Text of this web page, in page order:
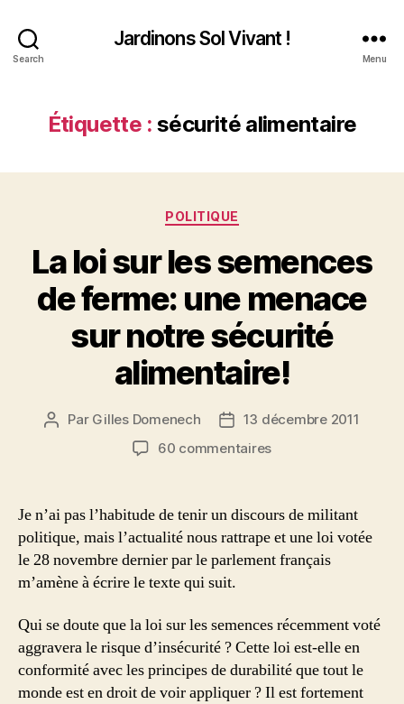
Search
Jardinons Sol Vivant !
Menu
Étiquette : sécurité alimentaire
Catégories
POLITIQUE
La loi sur les semences
de ferme: une menace
sur notre sécurité
alimentaire!
Auteur
Par Gilles Domenech
Date13 décembre 2011
60 commentairessur
semences
de
menace
sur
notre
sécurité
Je n’ai pas l’habitude de tenir un discours de militant
politique, mais l’actualité nous rattrape et une loi votée
le 28 novembre dernier par le parlement français
m’amène à écrire le texte qui suit.
Qui se doute que la loi sur les semences récemment voté
aggravera le risque d’insécurité ? Cette loi est-elle en
conformité avec les principes de durabilité que tout le
monde est en droit de voir appliquer ? Il est fortement